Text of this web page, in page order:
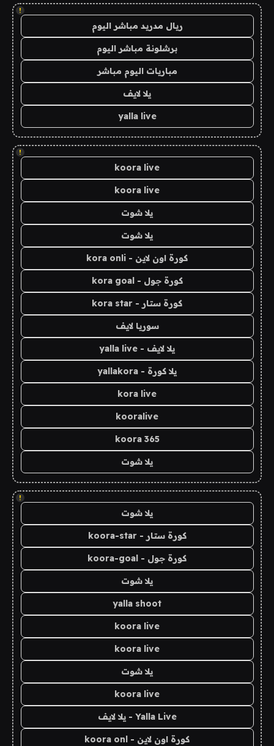
!
ريال مدريد مباشر اليوم
برشلونة مباشر اليوم
مباريات اليوم مباشر
يلا لايف
yalla live
!
koora live
koora live
يلا شوت
يلا شوت
كورة اون لاين - kora onli
كورة جول - kora goal
كورة ستار - kora star
سوريا لايف
يلا لايف - yalla live
يلا كورة - yallakora
kora live
kooralive
koora 365
يلا شوت
!
يلا شوت
كورة ستار - koora-star
كورة جول - koora-goal
يلا شوت
yalla shoot
koora live
koora live
يلا شوت
koora live
Yalla Live - يلا لايف
كورة اون لاين - koora onl